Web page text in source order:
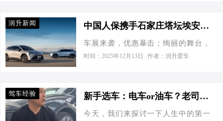
购买一款适合平时出行的车子，或者
您的需求，选择到最合适的车辆，把
您的爱车带回家。为了使广大消费者
森有一个名为“重新赢得中国”的计划，
尽管它承认恢复到之前的销售量是不
现实的。 Macan EV 最低售价：59.80
万起 图片 参数配置 询底价 懂车分暂
一次采访中，保时捷中国首席执行官
烈，并表示“中国创新的速度令人叹为
润升新闻 中国人保携手石家庄塔坛埃安汽车线上嘉年华
车展来袭，优惠暴击；绚丽的舞台，
突破传统的新型技术，亮眼的新车
新华区北二环西路228号举办一场消费
者首选的活动。此次活动将开启车展
新模式，不一样的购车体验，更加贴
时间：2025年12月13日 作者：润升爱车
驾车经验 新手选车：电车or油车？老司机温馨建议
今天，我们来探讨一下人生中的第一